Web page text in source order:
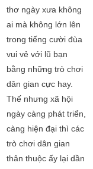
thơ ngày xưa không
ai mà không lớn lên
trong tiếng cười đùa
vui vẻ với lũ bạn
bằng những trò chơi
dân gian cực hay.
Thế nhưng xã hội
ngày càng phát triển,
càng hiện đại thì các
trò chơi dân gian
thân thuộc ấy lại dần